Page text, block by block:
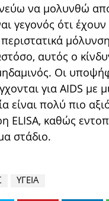
να μολυνθώ
γεγονός ότι
αυτός ο
Οι
για AIDS με
είναι πολύ πιο
ELISA, καθώς
στάδιο.
ΥΓΕΙΑ